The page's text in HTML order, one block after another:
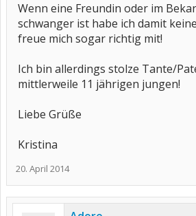
Wenn eine Freundin oder im
schwanger ist habe ich damit
freue mich sogar richtig mit!
Ich bin allerdings stolze Tante/
mittlerweile 11 jährigen jungen!
Liebe Grüße
Kristina
20. April 2014